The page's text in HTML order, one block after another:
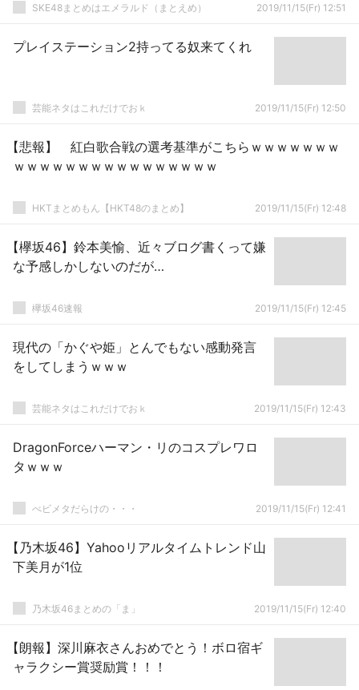
SKE48まとめはエメラルド（まとえめ） 2019/11/15(Fr) 12:51
プレイステーション2持ってる奴来てくれ
芸能ネタはこれだけでおｋ 2019/11/15(Fr) 12:50
【悲報】 紅白歌合戦の選考基準がこちらｗｗｗｗｗｗｗ
ｗｗｗｗｗｗｗｗｗｗｗｗｗｗｗｗ
HKTまとめもん【HKT48のまとめ】 2019/11/15(Fr) 12:48
【欅坂46】鈴本美愉、近々ブログ書くって嫌
な予感しかしないのだが…
欅坂46速報 2019/11/15(Fr) 12:45
現代の「かぐや姫」とんでもない感動発言
をしてしまうｗｗｗ
芸能ネタはこれだけでおｋ 2019/11/15(Fr) 12:43
DragonForceハーマン・リのコスプレワロ
タｗｗｗ
べビメタだらけの・・・ 2019/11/15(Fr) 12:41
【乃木坂46】Yahooリアルタイムトレンド山
下美月が1位
乃木坂46まとめの「ま」 2019/11/15(Fr) 12:40
【朗報】深川麻衣さんおめでとう！ボロ宿ギ
ャラクシー賞奨励賞！！！